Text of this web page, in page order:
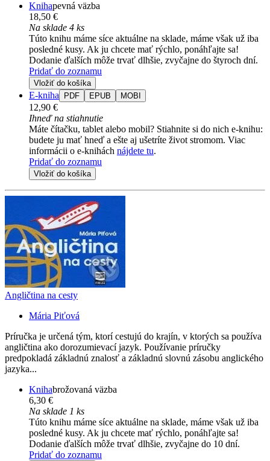
Knihapevná väzba
18,50 €
Na sklade 4 ks
Túto knihu máme síce aktuálne na sklade, máme však už iba
posledné kusy. Ak ju chcete mať rýchlo, ponáhľajte sa!
Dodanie ďalších môže trvať dlhšie, zvyčajne do štyroch dní.
Pridať do zoznamu
Vložiť do košíka
E-kniha PDF EPUB MOBI
12,90 €
Ihneď na stiahnutie
Máte čítačku, tablet alebo mobil? Stiahnite si do nich e-knihu:
budete ju mať hneď a ešte aj ušetríte život stromom. Viac
informácii o e-knihách nájdete tu.
Pridať do zoznamu
Vložiť do košíka
Angličtina na cesty
Mária Piťová
Príručka je určená tým, ktorí cestujú do krajín, v ktorých sa používa
angličtina ako dorozumievací jazyk. Používanie príručky
predpokladá základnú znalosť a základnú slovnú zásobu anglického
jazyka...
Knihabrožovaná väzba
6,30 €
Na sklade 1 ks
Túto knihu máme síce aktuálne na sklade, máme však už iba
posledné kusy. Ak ju chcete mať rýchlo, ponáhľajte sa!
Dodanie ďalších môže trvať dlhšie, zvyčajne do 10 dní.
Pridať do zoznamu